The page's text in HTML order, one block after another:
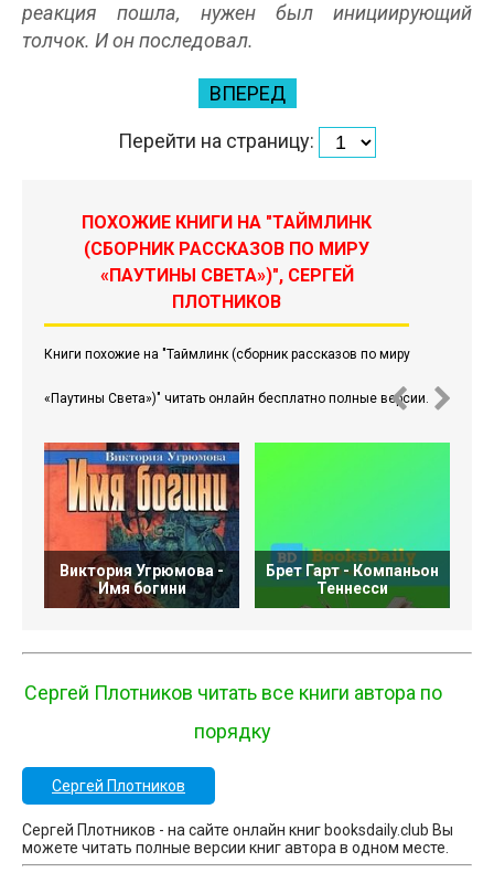
реакция пошла, нужен был инициирующий
толчок. И он последовал.
ВПЕРЕД
Перейти на страницу:
ПОХОЖИЕ КНИГИ НА "ТАЙМЛИНК
(СБОРНИК РАССКАЗОВ ПО МИРУ
«ПАУТИНЫ СВЕТА»)", СЕРГЕЙ
ПЛОТНИКОВ
Книги похожие на "Таймлинк (сборник рассказов по миру
«Паутины Света»)" читать онлайн бесплатно полные версии.
Виктория Угрюмова -
Имя богини
Брет Гарт - Компаньон
Теннесси
Сергей Плотников читать все книги автора по
порядку
Сергей Плотников
Сергей Плотников - на сайте онлайн книг booksdaily.club Вы
можете читать полные версии книг автора в одном месте.